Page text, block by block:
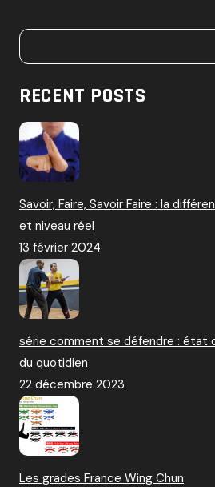
r
Rechercher
RECENT POSTS
Savoir, Faire, Savoir Faire : la
et niveau réel
13 février 2024
série comment se défendre : état
du quotidien
22 décembre 2023
Les grades France Wing Chun